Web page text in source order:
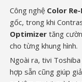
Công nghệ Color
gốc, trong khi
Optimizer tăng
cho từng khung hình.
Ngoài ra, tivi
hợp sẵn cũng giúp